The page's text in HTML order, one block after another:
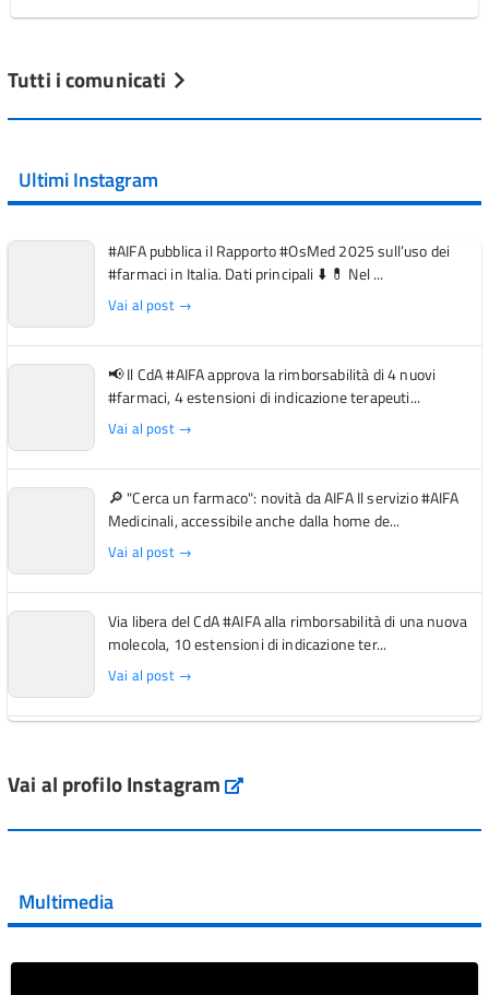
Tutti i comunicati
Ultimi Instagram
#AIFA pubblica il Rapporto #OsMed 2025 sull’uso dei
#farmaci in Italia. Dati principali ⬇️ 💊 Nel ...
Vai al post →
📢 Il CdA #AIFA approva la rimborsabilità di 4 nuovi
#farmaci, 4 estensioni di indicazione terapeuti...
Vai al post →
🔎 "Cerca un farmaco": novità da AIFA Il servizio #AIFA
Medicinali, accessibile anche dalla home de...
Vai al post →
Via libera del CdA #AIFA alla rimborsabilità di una nuova
molecola, 10 estensioni di indicazione ter...
Vai al post →
Vai al post →
Vai al post →
Vai al profilo Instagram Instagram
Multimedia